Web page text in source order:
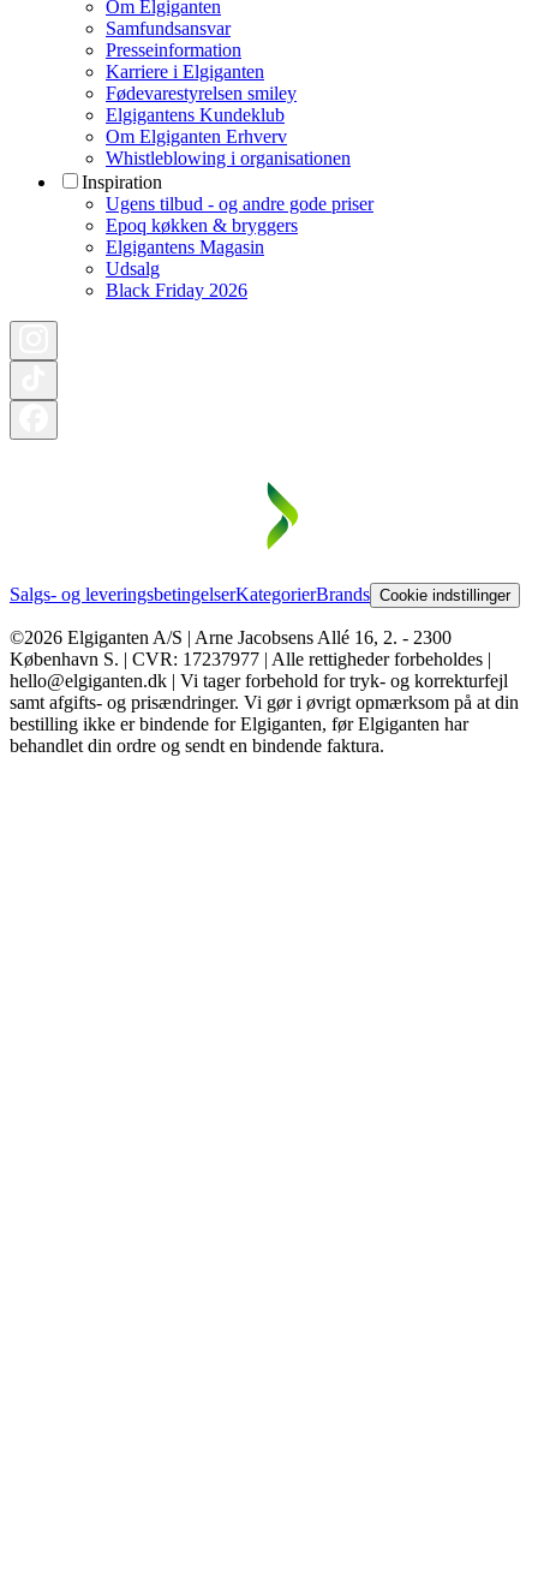
Om Elgiganten
Samfundsansvar
Presseinformation
Karriere i Elgiganten
Fødevarestyrelsen smiley
Elgigantens Kundeklub
Om Elgiganten Erhverv
Whistleblowing i organisationen
Inspiration
Ugens tilbud - og andre gode priser
Epoq køkken & bryggers
Elgigantens Magasin
Udsalg
Black Friday 2026
Salgs- og leveringsbetingelserKategorierBrands Cookie indstillinger
©2026 Elgiganten A/S | Arne Jacobsens Allé 16, 2. - 2300
København S. | CVR: 17237977 | Alle rettigheder forbeholdes |
hello@elgiganten.dk | Vi tager forbehold for tryk- og korrekturfejl
samt afgifts- og prisændringer. Vi gør i øvrigt opmærksom på at din
bestilling ikke er bindende for Elgiganten, før Elgiganten har
behandlet din ordre og sendt en bindende faktura.